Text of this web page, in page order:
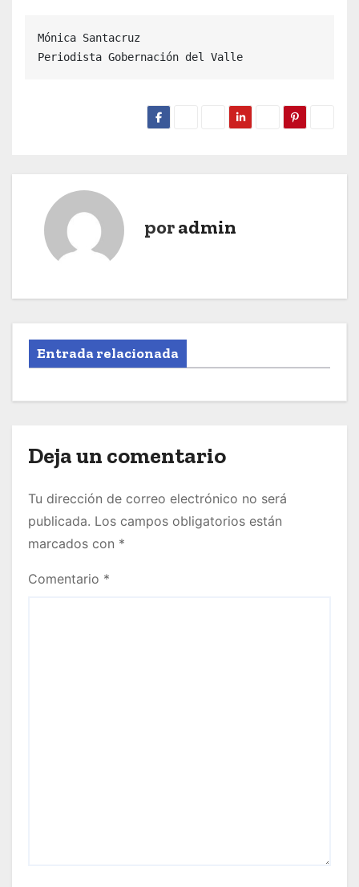
Mónica Santacruz
Periodista Gobernación del Valle
poradmin
Entrada relacionada
Deja un comentario
Tu dirección de correo electrónico no será
publicada. Los campos obligatorios están
marcados con *
Comentario *